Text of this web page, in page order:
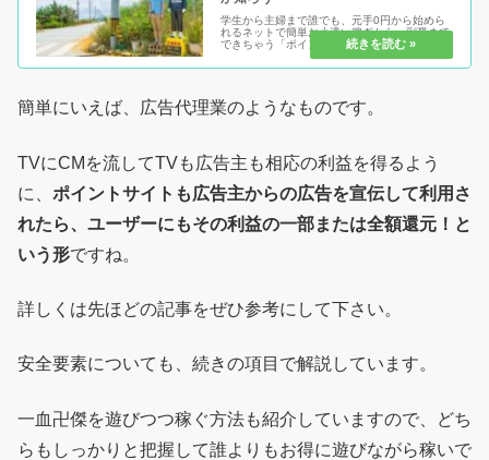
学生から主婦まで誰でも、元手0円から始めら
れるネットで簡単お小遣い稼ぎから、副業まで
できちゃう「ポイントサイト」または「お小遣
いサイト」とは！何をするにも、知る事が大事
です。知らないからこそ、不安があり、始める
簡単にいえば、広告代理業のようなものです。
TVにCMを流してTVも広告主も相応の利益を得るよう
に、 ポイントサイトも広告主からの広告を宣伝して利用さ
れたら、ユーザーにもその利益の一部または全額還元！と
いう形ですね。
詳しくは先ほどの記事をぜひ参考にして下さい。
安全要素についても、続きの項目で解説しています。
一血卍傑を遊びつつ稼ぐ方法も紹介していますので、どち
らもしっかりと把握して誰よりもお得に遊びながら稼いで